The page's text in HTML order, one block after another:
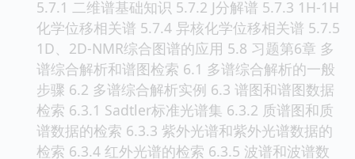
5.7.1 二维谱基础知识 5.7.2 J分解谱 5.7.3 1H-1H
化学位移相关谱 5.7.4 异核化学位移相关谱 5.7.5
1D、2D-NMR综合图谱的应用 5.8 习题第6章 多
谱综合解析和谱图检索 6.1 多谱综合解析的一般
步骤 6.2 多谱综合解析实例 6.3 谱图和谱图数据
检索 6.3.1 Sadtler标准光谱集 6.3.2 质谱图和质
谱数据的检索 6.3.3 紫外光谱和紫外光谱数据的
检索 6.3.4 红外光谱的检索 6.3.5 波谱和波谱数